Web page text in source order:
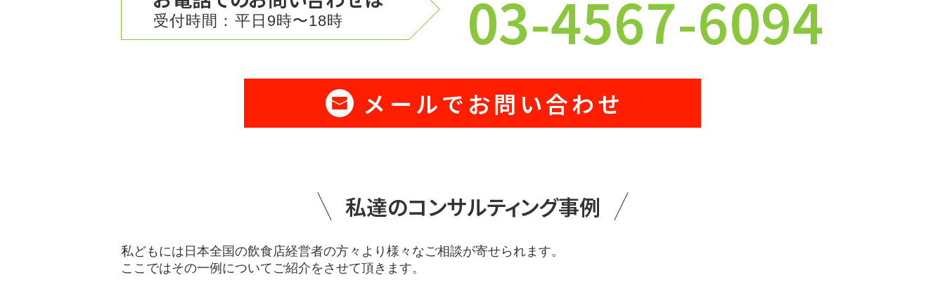
受付時間：平日9時〜18時 03-4567-6094
メールでお問い合わせ
私達のコンサルティング事例
私どもには日本全国の飲食店経営者の方々より様々なご相談が寄せられます。
ここではその一例についてご紹介をさせて頂きます。